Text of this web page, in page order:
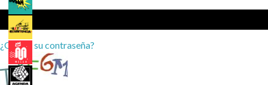
¿Olvidó su contraseña?